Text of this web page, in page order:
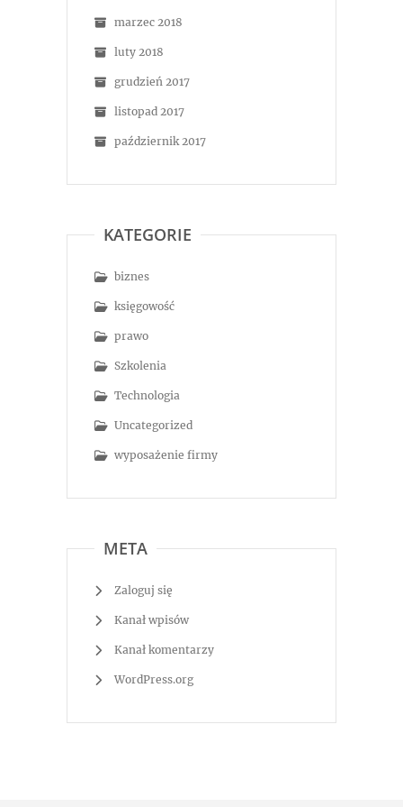
marzec 2018
luty 2018
grudzień 2017
listopad 2017
październik 2017
KATEGORIE
biznes
księgowość
prawo
Szkolenia
Technologia
Uncategorized
wyposażenie firmy
META
Zaloguj się
Kanał wpisów
Kanał komentarzy
WordPress.org